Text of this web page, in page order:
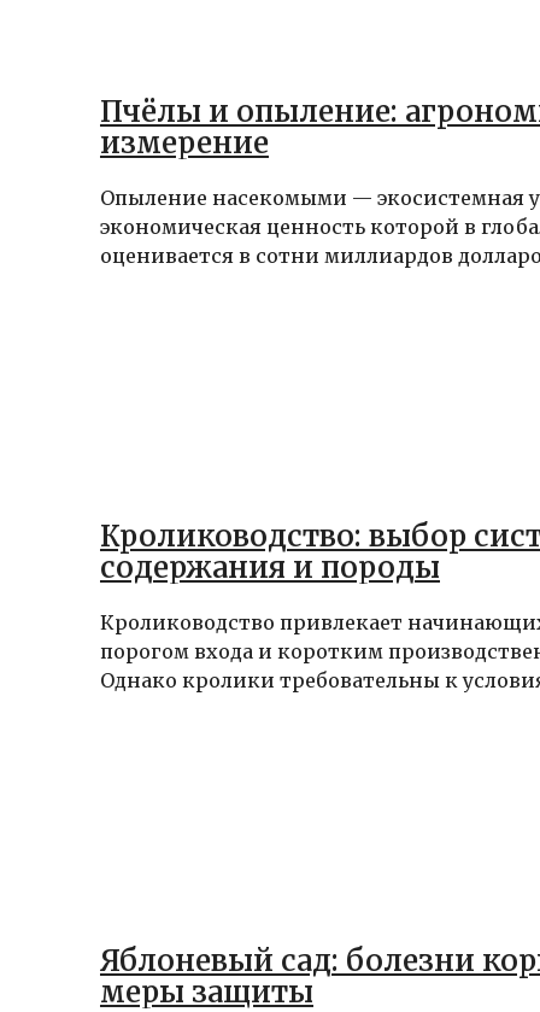
Пчёлы и опыление:
измерение
Опыление насекомыми — экосистемная
экономическая ценность которой в
оценивается в сотни миллиардов
Кролиководство: выбор
содержания и породы
Кролиководство привлекает
порогом входа и коротким
Однако кролики требовательны к
Яблоневый сад: болезни
меры защиты